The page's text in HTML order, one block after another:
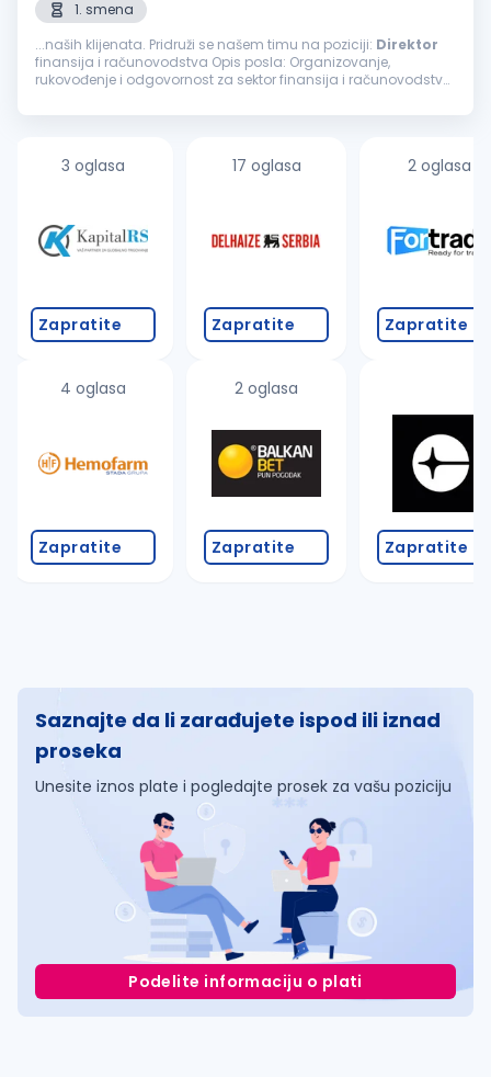
1. smena
...naših klijenata. Pridruži se našem timu na poziciji: Direktor
finansija i računovodstva Opis posla: Organizovanje,
rukovođenje i odgovornost za sektor finansija i računovodstva
program...
3 oglasa
Zapratite
4 oglasa
Zapratite
17 oglasa
Zapratite
2 oglasa
Zapratite
2 oglasa
Zapratite
Zapratite
Saznajte da li zarađujete ispod ili iznad
proseka
Unesite iznos plate i pogledajte prosek za vašu poziciju
Podelite informaciju o plati